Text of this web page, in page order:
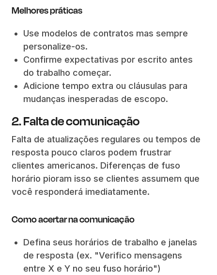
Melhores práticas
Use modelos de contratos mas sempre
personalize-os.
Confirme expectativas por escrito antes
do trabalho começar.
Adicione tempo extra ou cláusulas para
mudanças inesperadas de escopo.
2. Falta de comunicação
Falta de atualizações regulares ou tempos de
resposta pouco claros podem frustrar
clientes americanos. Diferenças de fuso
horário pioram isso se clientes assumem que
você responderá imediatamente.
Como acertar na comunicação
Defina seus horários de trabalho e janelas
de resposta (ex. "Verifico mensagens
entre X e Y no seu fuso horário")